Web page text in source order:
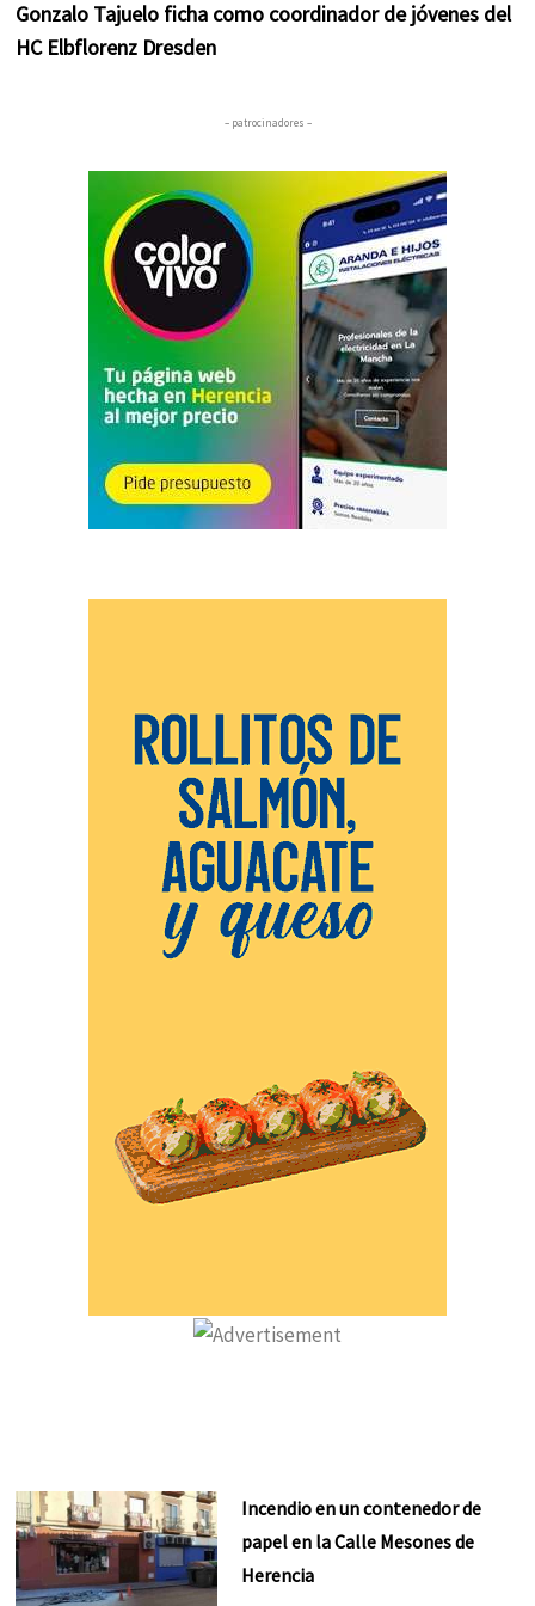
Gonzalo Tajuelo ficha como coordinador de jóvenes del
HC Elbflorenz Dresden
– patrocinadores –
Incendio en un contenedor de
papel en la Calle Mesones de
Herencia